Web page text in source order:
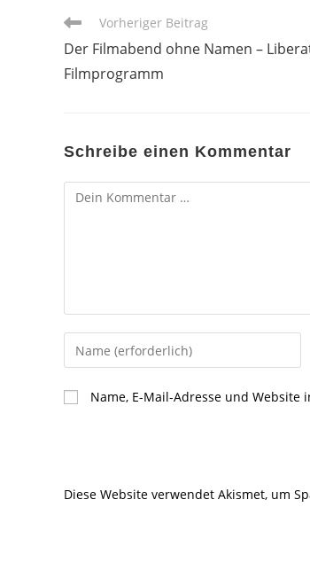
Weitere
ansehen
Vorheriger Beitrag
Der Filmabend ohne Namen –
Filmprogramm
Schreibe einen Kommentar
Kommentar
Gib
deinen
Namen
oder
ein
Name, E-Mail-Adresse und
Diese Website verwendet Akismet, um